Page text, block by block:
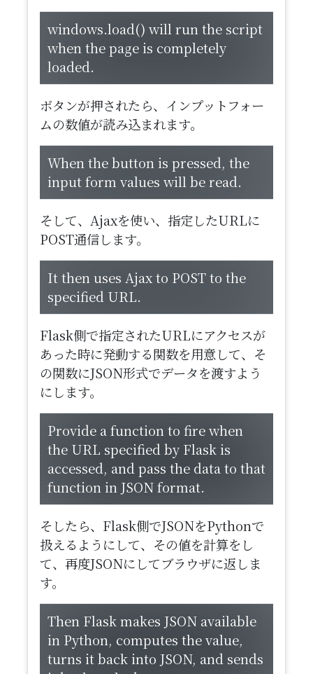
​windows.load() will run the script
when the page is completely
loaded.
ボタンが押されたら、インプットフォー
ムの数値が読み込まれます。
​When the button is pressed, the
input form values will be read.
そして、Ajaxを使い、指定したURLに
POST通信します。
​It then uses Ajax to POST to the
specified URL.
Flask側で指定されたURLにアクセスが
あった時に発動する関数を用意して、そ
の関数にJSON形式でデータを渡すよう
にします。
​Provide a function to fire when
the URL specified by Flask is
accessed, and pass the data to that
function in JSON format.
そしたら、Flask側でJSONをPythonで
扱えるようにして、その値を計算をし
て、再度JSONにしてブラウザに返しま
す。
Then Flask makes JSON available
in Python, computes the value,
turns it back into JSON, and sends